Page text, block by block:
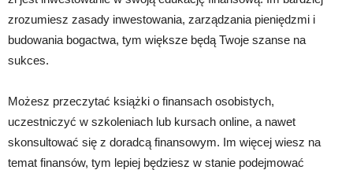
zrozumiesz zasady inwestowania, zarządzania pieniędzmi i
budowania bogactwa, tym większe będą Twoje szanse na
sukces.
Możesz przeczytać książki o finansach osobistych,
uczestniczyć w szkoleniach lub kursach online, a nawet
skonsultować się z doradcą finansowym. Im więcej wiesz na
temat finansów, tym lepiej będziesz w stanie podejmować